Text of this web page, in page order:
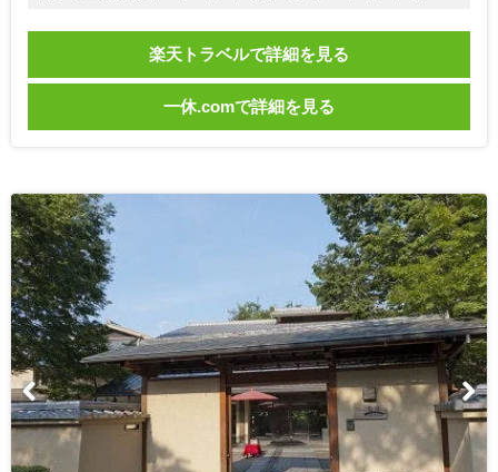
楽天トラベルで詳細を見る
一休.comで詳細を見る